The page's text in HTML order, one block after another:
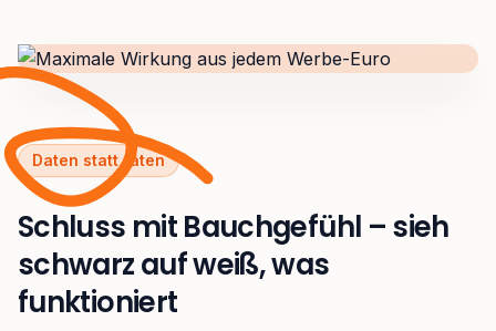
Daten statt raten
Schluss mit Bauchgefühl – sieh
schwarz auf weiß, was
funktioniert